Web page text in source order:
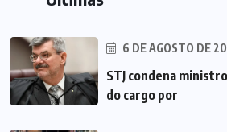
6 DE AGOSTO DE
STJ condena
do cargo por